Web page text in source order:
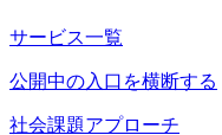
サービス一覧
公開中の入口を横断する
社会課題アプローチ